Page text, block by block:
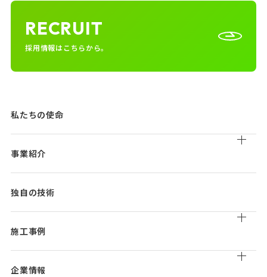
RECRUIT
採用情報はこちらから。
私たちの使命
事業紹介
道路付属物清掃
トンネル清掃
道路維持管理
橋梁補修工事
製品販売
独自の技術
施工事例
企業情報